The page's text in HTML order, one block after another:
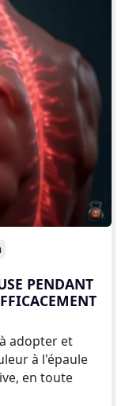
PENDANT
adopter et
à l'épaule
en toute